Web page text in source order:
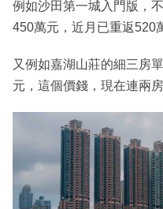
例如沙田第一城入門版，
450萬元，近月已重返520
又例如嘉湖山莊的細三房
元，這個價錢，現在連兩